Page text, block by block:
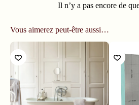
Il n’y a pas encore de
Vous aimerez peut-être aussi…